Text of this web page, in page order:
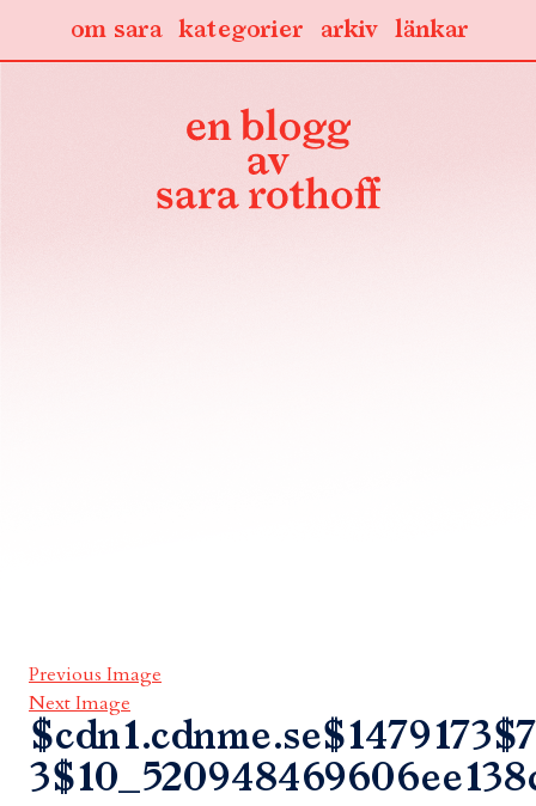
länkar
arkiv
kategorier
om sara
Previous Image
Next Image